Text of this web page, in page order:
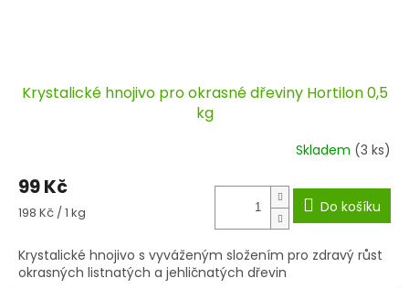
Krystalické hnojivo pro okrasné dřeviny Hortilon 0,5
kg
Skladem (3 ks)
99 Kč
Měrná
198 Kč / 1 kg Do košíku
Krystalické hnojivo s vyváženým složením pro zdravý růst
okrasných listnatých a jehličnatých dřevin